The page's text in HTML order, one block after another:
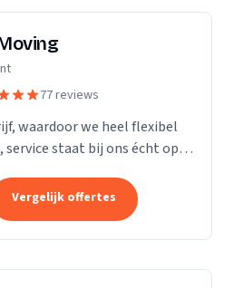
77 reviews
waardoor we heel flexibel
staat bij ons écht op
Vergelijk offertes